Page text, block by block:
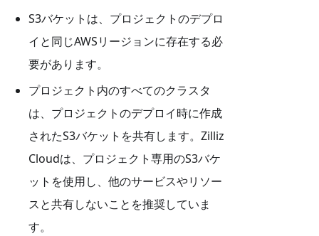
S3バケットは、プロジェクトのデプロ
イと同じAWSリージョンに存在する必
要があります。
プロジェクト内のすべてのクラスタ
は、プロジェクトのデプロイ時に作成
されたS3バケットを共有します。Zilliz
Cloudは、プロジェクト専用のS3バケ
ットを使用し、他のサービスやリソー
スと共有しないことを推奨していま
す。